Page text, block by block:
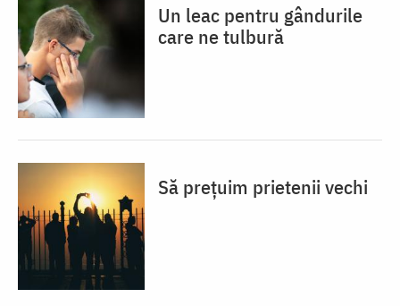
Un leac pentru gândurile
care ne tulbură
Să prețuim prietenii vechi